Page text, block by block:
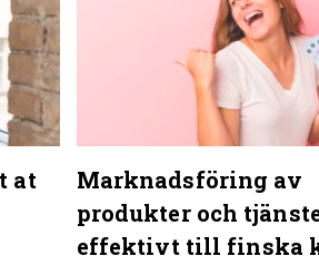
at
Marknadsföring av
produkter och
effektivt till finska